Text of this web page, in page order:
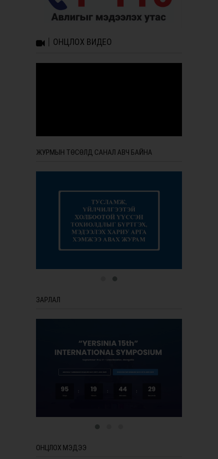
ОНЦЛОХ ВИДЕО
ЖУРМЫН ТӨСӨЛД САНАЛ АВЧ БАЙНА
ЗАРЛАЛ
ОНЦЛОХ МЭДЭЭ